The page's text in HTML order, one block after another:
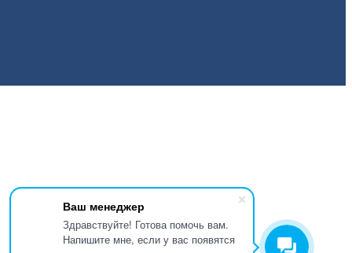
Ваш менеджер
Здравствуйте! Готова помочь вам.
Напишите мне, если у вас появятся